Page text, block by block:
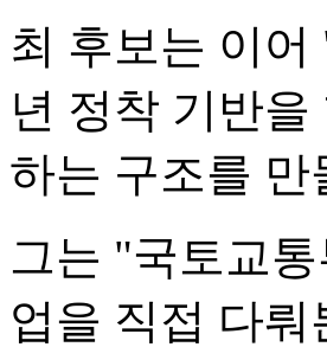
최 후보는 이
년 정착 기반
하는 구조를
그는 "국토교
업을 직접 다